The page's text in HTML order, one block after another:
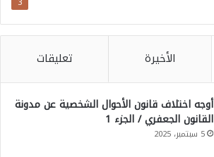
الأخيرة تعليقات
أوجه اختلاف قانون الأحوال الشخصية عن مدونة
القانون الجعفري / الجزء 1
5 سبتمبر، 2025